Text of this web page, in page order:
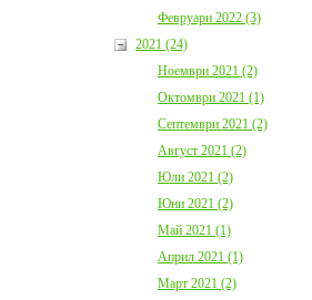
Февруари 2022 (3)
2021 (24)
Ноември 2021 (2)
Октомври 2021 (1)
Септември 2021 (2)
Август 2021 (2)
Юли 2021 (2)
Юни 2021 (2)
Май 2021 (1)
Април 2021 (1)
Март 2021 (2)